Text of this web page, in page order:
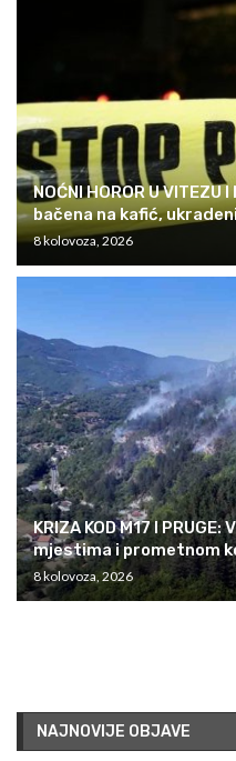
NOĆNI HOROR U VITEZU
bačena na kafić,
8 kolovoza, 2026
KRIZA KOD M17 I
mjestima i prometnom
8 kolovoza, 2026
NAJNOVIJE OBJAVE